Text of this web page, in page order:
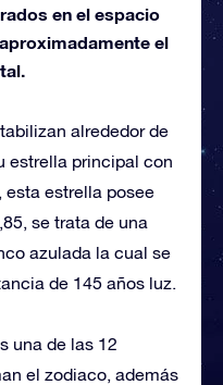
en el espacio
el
alrededor de
estrella principal con
esta estrella posee
se trata de una
azulada la cual se
de 145 años luz.
una de las 12
el zodiaco, además